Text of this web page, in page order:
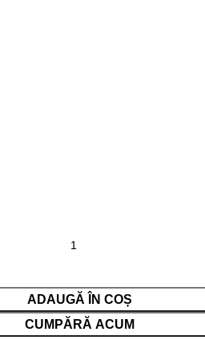
ADAUGĂ ÎN COȘ
CUMPĂRĂ ACUM